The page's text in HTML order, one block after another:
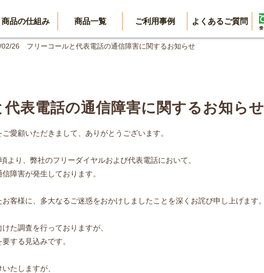
商品の仕組み 商品一覧 ご利用事例 よくあるご質問
02/26 フリーコールと代表電話の通信障害に関するお知らせ
表電話の通信障害に関するお知らせ
愛顧いただきまして、ありがとうございます。
より、弊社のフリーダイヤルおよび代表電話において、
障害が発生しております。
客様に、多大なるご迷惑をおかけしましたことを深くお詫び申し上げます。
た調査を行っておりますが、
する見込みです。
たしますが、